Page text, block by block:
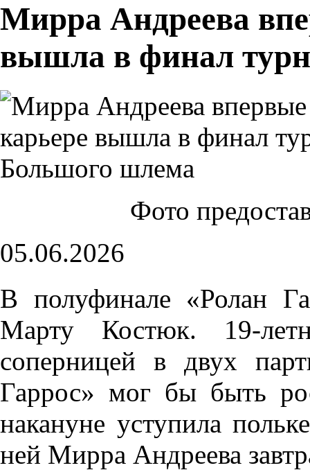
Мирра Андреева
вышла в финал
Фото
05.06.2026
В полуфинале «Ролан
Марту Костюк. 19-
соперницей в двух
Гаррос» мог бы быть
накануне уступила
ней Мирра Андреева